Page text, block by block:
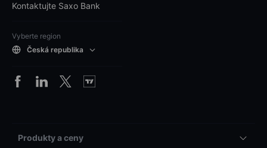
Kontaktujte Saxo Bank
Vyberte region
Česká republika
Produkty a ceny